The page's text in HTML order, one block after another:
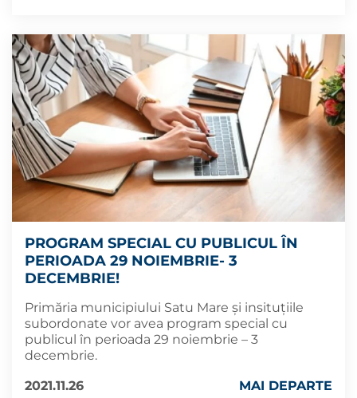
PROGRAM SPECIAL CU PUBLICUL ÎN
PERIOADA 29 NOIEMBRIE- 3
DECEMBRIE!
Primăria municipiului Satu Mare și insituțiile
subordonate vor avea program special cu
publicul în perioada 29 noiembrie – 3
decembrie.
2021.11.26
MAI DEPARTE